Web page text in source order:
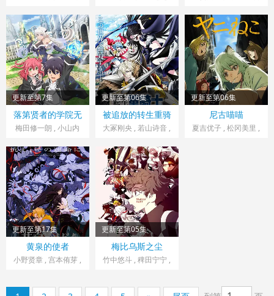
, 白石晴香 , 福山润 ,
安田陆矢 , 阿保玛利
亚 , 鲸 , 日笠阳子 , 东
山奈央
谅 , 白川礼 , 新纳敏正
, 三宅美羽 , 中村朱里
, 山根馅 , 五郎丸莉菜
, 花谷聪亮 , 拓也 , 翔
司
三石琴乃 , 小西克幸 ,
松井惠理子
更新至第7集
日本> 日韩动漫
2026 导演：石井久志
落第贤者的学院无
双 第二回转生，S
险记
梅田修一朗 , 小山内
英美里 , 平川大辅 , 东
地宏树 , 福原绫香
更新至第06集
日本> 日韩动漫
2026 导演：铃木信吾
被追放的转生重骑
士用游戏知识开无
大冢刚央 , 若山诗音 ,
更新至第06集
日本> 日韩动漫
2026 导演：木村拓
尼古喵喵
夏吉优子 , 松冈美里 ,
更新至第17集
日本> 日韩动漫
2026 导演：安藤真裕
黄泉的使者
小野贤章 , 宫本侑芽 ,
小山力也 , 本田贵子 ,
更新至第05集
日本> 日韩动漫
2026 导演：岩崎太郎
梅比乌斯之尘
竹中悠斗 , 稗田宁宁 ,
川苍 , 堀金苍平 , 松田